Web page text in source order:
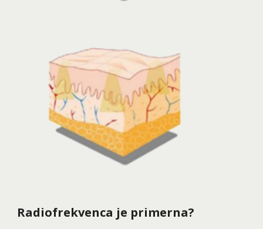
Radiofrekvenca je primerna?